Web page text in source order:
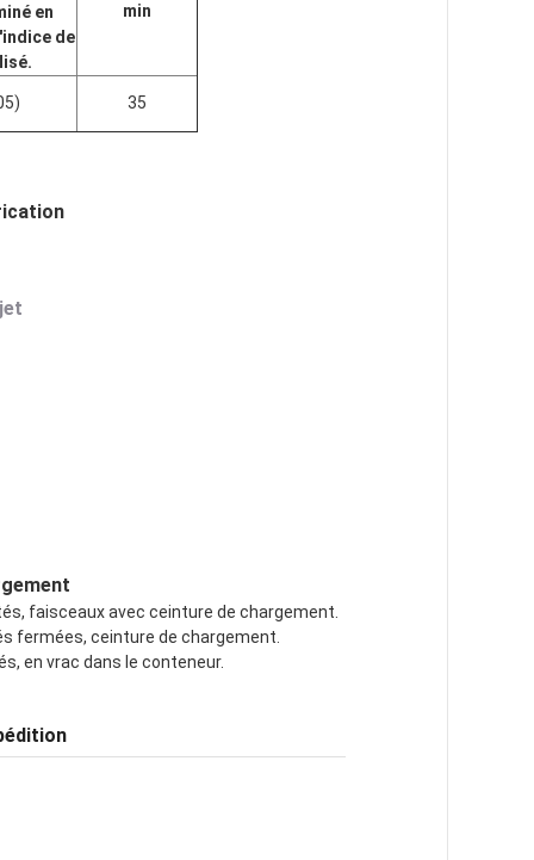
min
en
de
35
faisceaux avec ceinture de chargement.
fermées, ceinture de chargement.
en vrac dans le conteneur.